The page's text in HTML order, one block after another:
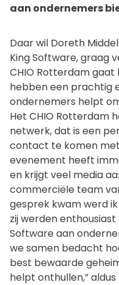
aan ondernemers
Daar wil Doreth
King Software, graag
CHIO Rotterdam gaat
hebben een prachtig
ondernemers helpt
Het CHIO Rotterdam
netwerk, dat is een
contact te komen
evenement heeft
en krijgt veel media
commerciële team
gesprek kwam werd
zij werden
Software aan
we samen bedacht
best bewaarde
helpt onthullen,”